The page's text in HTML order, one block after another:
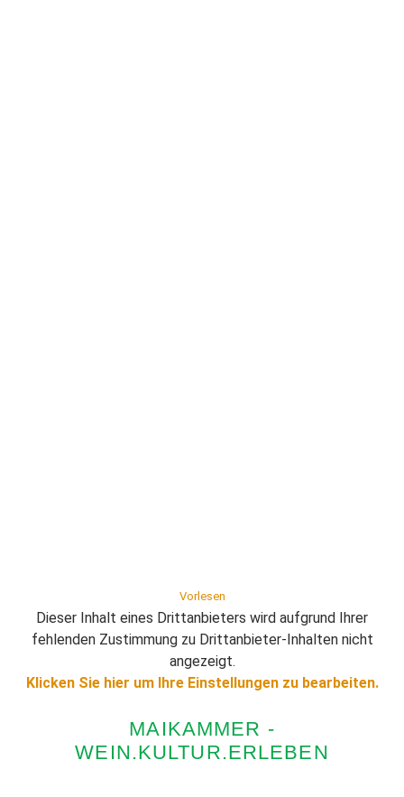
Vorlesen
Dieser Inhalt eines Drittanbieters wird aufgrund Ihrer
fehlenden Zustimmung zu Drittanbieter-Inhalten nicht
angezeigt.
Klicken Sie hier um Ihre Einstellungen zu bearbeiten.
MAIKAMMER -
WEIN.KULTUR.ERLEBEN